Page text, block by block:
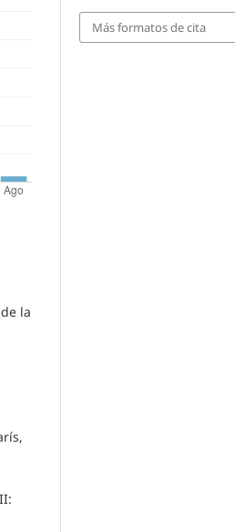
la
Más formatos de cita